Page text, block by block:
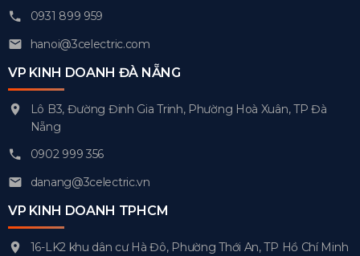
0931 899 959
hanoi@3celectric.com
VP KINH DOANH ĐÀ NẴNG
Lô B3, Đường Đinh Gia Trinh, Phường Hoà Xuân, TP Đà
Nẵng
0902 999 356
danang@3celectric.vn
VP KINH DOANH TPHCM
16-LK2 khu dân cư Hà Đô, Phường Thới An, TP Hồ Chí Minh